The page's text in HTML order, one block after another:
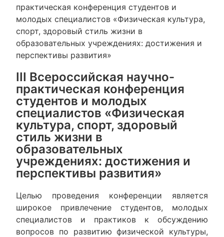
практическая конференция студентов и
молодых специалистов «Физическая культура,
спорт, здоровый стиль жизни в
образовательных учреждениях: достижения и
перспективы развития»
III Всероссийская научно-
практическая конференция
студентов и молодых
специалистов «Физическая
культура, спорт, здоровый
стиль жизни в
образовательных
учреждениях: достижения и
перспективы развития»
Целью проведения конференции является
широкое привлечение студентов, молодых
специалистов и практиков к обсуждению
вопросов по развитию физической культуры,